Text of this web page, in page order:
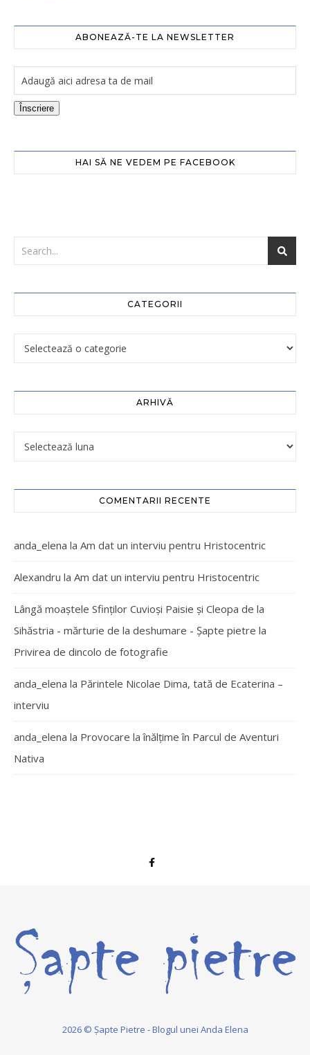
ABONEAZĂ-TE LA NEWSLETTER
Înscriere
HAI SĂ NE VEDEM PE FACEBOOK
CATEGORII
ARHIVĂ
COMENTARII RECENTE
anda_elena la Am dat un interviu pentru Hristocentric
Alexandru la Am dat un interviu pentru Hristocentric
Lângă moaștele Sfinților Cuvioși Paisie și Cleopa de la
Sihăstria - mărturie de la deshumare - Şapte pietre la
Privirea de dincolo de fotografie
anda_elena la Părintele Nicolae Dima, tată de Ecaterina –
interviu
anda_elena la Provocare la înălțime în Parcul de Aventuri
Nativa
2026 © Șapte Pietre - Blogul unei Anda Elena